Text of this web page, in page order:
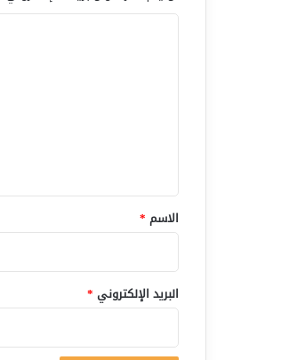
*
الاسم *
البريد الإلكتروني *